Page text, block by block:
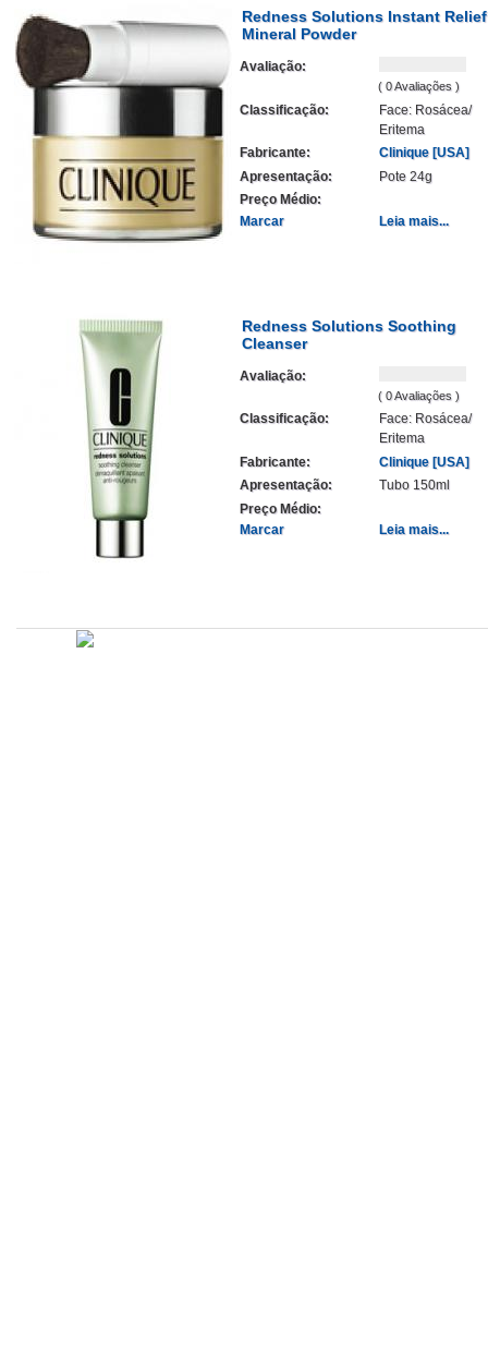
Redness Solutions Instant Relief
Mineral Powder
Avaliação:
( 0 Avaliações )
Classificação:
Face: Rosácea/
Eritema
Fabricante:
Clinique [USA]
Apresentação:
Pote 24g
Preço Médio:
Marcar
Leia mais...
Redness Solutions Soothing
Cleanser
Avaliação:
( 0 Avaliações )
Classificação:
Face: Rosácea/
Eritema
Fabricante:
Clinique [USA]
Apresentação:
Tubo 150ml
Preço Médio:
Marcar
Leia mais...